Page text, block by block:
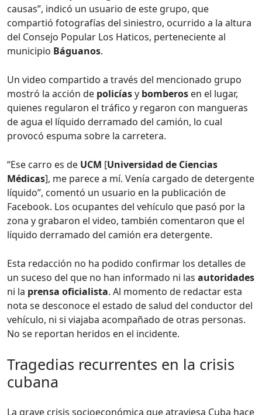
causas”, indicó un usuario de este grupo, que
compartió fotografías del siniestro, ocurrido a la altura
del Consejo Popular Los Haticos, perteneciente al
municipio Báguanos.
Un video compartido a través del mencionado grupo
mostró la acción de policíasy bomberos en el lugar,
quienes regularon el tráfico y regaron con mangueras
de agua el líquido derramado del camión, lo cual
provocó espuma sobre la carretera.
“Ese carro es de UCM [Universidad de Ciencias
Médicas], me parece a mí. Venía cargado de detergente
líquido”, comentó un usuario en la publicación de
Facebook. Los ocupantes del vehículo que pasó por la
zona y grabaron el video, también comentaron que el
líquido derramado del camión era detergente.
Esta redacción no ha podido confirmar los detalles de
un suceso del que no han informado ni las autoridades
ni la prensa oficialista. Al momento de redactar esta
nota se desconoce el estado de salud del conductor del
vehículo, ni si viajaba acompañado de otras personas.
No se reportan heridos en el incidente.
Tragedias recurrentes en la crisis
cubana
La grave crisis socioeconómica que atraviesa Cuba hace